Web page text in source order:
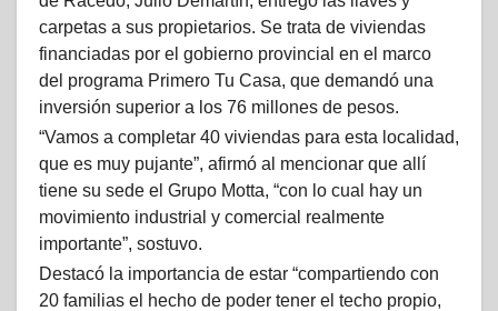
carpetas a sus propietarios. Se trata de viviendas
financiadas por el gobierno provincial en el marco
del programa Primero Tu Casa, que demandó una
inversión superior a los 76 millones de pesos.
“Vamos a completar 40 viviendas para esta localidad,
que es muy pujante”, afirmó al mencionar que allí
tiene su sede el Grupo Motta, “con lo cual hay un
movimiento industrial y comercial realmente
importante”, sostuvo.
Destacó la importancia de estar “compartiendo con
20 familias el hecho de poder tener el techo propio,